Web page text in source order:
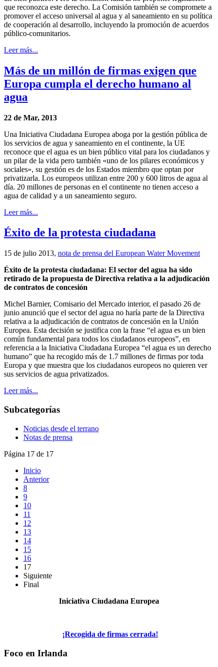
que reconozca este derecho. La Comisión también se compromete a
promover el acceso universal al agua y al saneamiento en su política
de cooperación al desarrollo, incluyendo la promoción de acuerdos
público-comunitarios.
Leer más...
Más de un millón de firmas exigen que
Europa cumpla el derecho humano al
agua
22 de Mar, 2013
Una Iniciativa Ciudadana Europea aboga por la gestión pública de
los servicios de agua y saneamiento en el continente, la UE
reconoce que el agua es un bien público vital para los ciudadanos y
un pilar de la vida pero también «uno de los pilares económicos y
sociales», su gestión es de los Estados miembro que optan por
privatizarla. Los europeos utilizan entre 200 y 600 litros de agua al
día. 20 millones de personas en el continente no tienen acceso a
agua de calidad y a un saneamiento seguro.
Leer más...
Éxito de la protesta ciudadana
15 de julio 2013, nota de prensa del European Water Movement
Éxito de la protesta ciudadana: El sector del agua ha sido
retirado de la propuesta de Directiva relativa a la adjudicación
de contratos de concesión
Michel Barnier, Comisario del Mercado interior, el pasado 26 de
junio anunció que el sector del agua no haría parte de la Directiva
relativa a la adjudicación de contratos de concesión en la Unión
Europea. Esta decisión se justifica con la frase “el agua es un bien
común fundamental para todos los ciudadanos europeos”, en
referencia a la Iniciativa Ciudadana Europea “el agua es un derecho
humano” que ha recogido más de 1.7 millones de firmas por toda
Europa y que muestra que los ciudadanos europeos no quieren ver
sus servicios de agua privatizados.
Leer más...
Subcategorías
Noticias desde el terrano
Notas de prensa
Página 17 de 17
Inicio
Anterior
8
9
10
11
12
13
14
15
16
17
Siguiente
Final
Iniciativa Ciudadana Europea
¡Recogida de firmas cerrada!
Foco en Irlanda